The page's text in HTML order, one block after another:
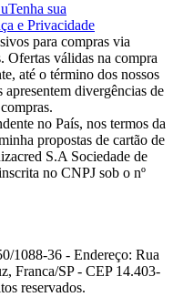
Tenha sua
e Privacidade
para compras via
Ofertas válidas na compra
até o término dos nossos
apresentem divergências de
no País, nos termos da
propostas de cartão de
S.A Sociedade de
no CNPJ sob o nº
1088-36 - Endereço: Rua
Franca/SP - CEP 14.403-
reservados.